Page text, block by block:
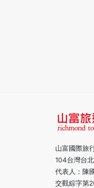
山富國際旅
104台灣台
代表人：陳
交觀綜字第